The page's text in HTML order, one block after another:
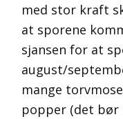
med stor kraft
at sporene
sjansen for at
august/
mange
popper (det bør